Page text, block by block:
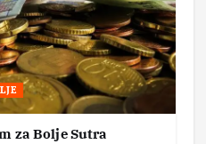
za Bolje Sutra